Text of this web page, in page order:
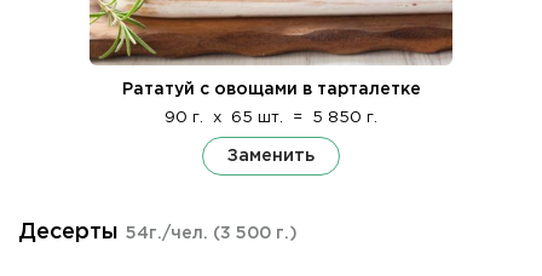
Рататуй с овощами в тарталетке
90 г. x 65 шт. = 5 850 г.
Заменить
Десерты 54г./чел. (3 500 г.)